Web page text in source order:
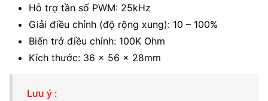
Hỗ trợ tần số PWM: 25kHz
Giải điều chỉnh (độ rộng xung): 10 – 100%
Biến trở điều chỉnh: 100K Ohm
Kích thước: 36 x 56 x 28mm
Lưu ý :